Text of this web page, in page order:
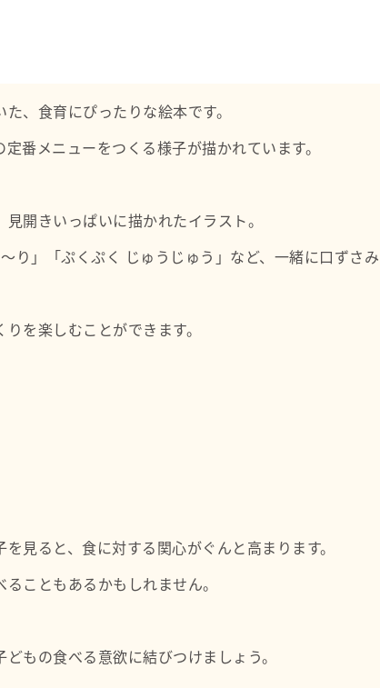
のこと。
に、情報発信できればと思っています。
、食育にぴったりな絵本です。
番メニューをつくる様子が描かれています。
開きいっぱいに描かれたイラスト。
り」「ぷくぷく じゅうじゅう」など、一緒に口ずさみ
を楽しむことができます。
見ると、食に対する関心がぐんと高まります。
こともあるかもしれません。
もの食べる意欲に結びつけましょう。